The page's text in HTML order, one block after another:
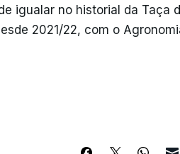
igualar no historial da Taça
2021/22, com o